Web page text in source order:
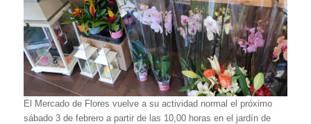
El Mercado de Flores vuelve a su actividad normal el próximo
sábado 3 de febrero a partir de las 10,00 horas en el jardín de